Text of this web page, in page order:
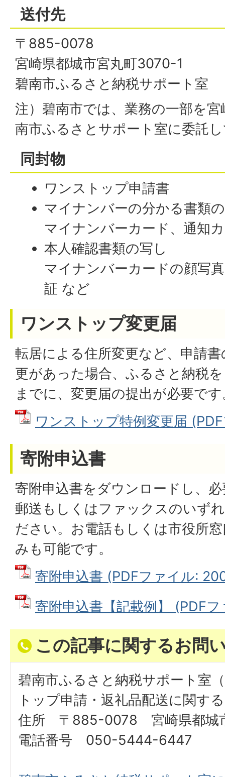
送付先
〒885-0078
宮崎県都城市宮丸町3070-1
碧南市ふるさと納税サポート室
注）碧南市では、業務の一部を
南市ふるさとサポート室に委託
同封物
ワンストップ申請書
マイナンバーの分かる書類
マイナンバーカード、通知
本人確認書類の写し
マイナンバーカードの顔写
証 など
ワンストップ変更届
転居による住所変更など、申請
更があった場合、ふるさと納税
までに、変更届の提出が必要で
ワンストップ特例変更届
寄附申込書
寄附申込書をダウンロードし、
郵送もしくはファックスのいず
ださい。お電話もしくは市役所
みも可能です。
寄附申込書 (PDFファイル:
寄附申込書【記載例】 (PDF
この記事に関するお問
碧南市ふるさと納税サポート室
トップ申請・返礼品配送に関す
住所 〒885-0078 宮崎県都城
電話番号 050-5444-6447